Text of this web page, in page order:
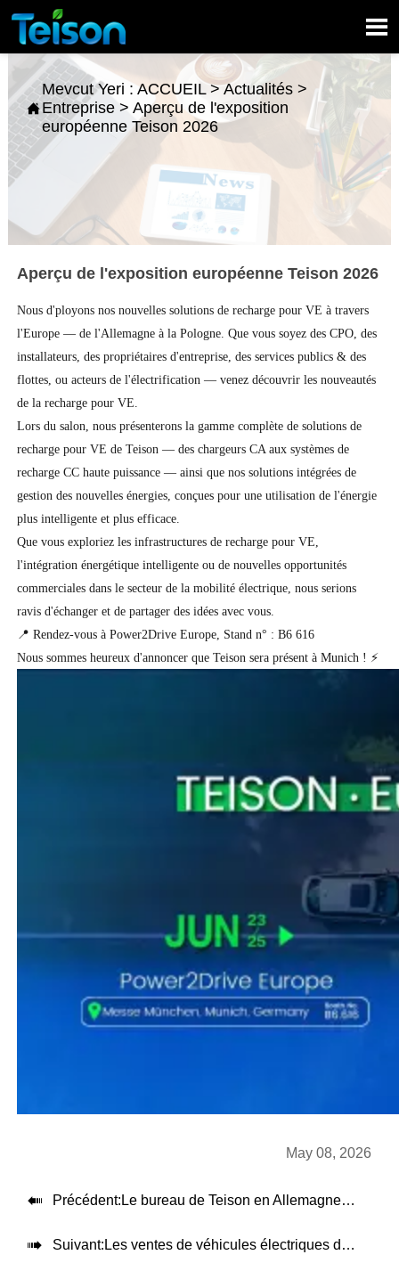


Mevcut Yeri :ACCUEIL>Actualités>
Entreprise> Aperçu de l'exposition
européenne Teison 2026
Aperçu de l'exposition européenne Teison 2026
Nous d'ployons nos nouvelles solutions de recharge pour VE à travers
l'Europe — de l'Allemagne à la Pologne. Que vous soyez des CPO, des
installateurs, des propriétaires d'entreprise, des services publics & des
flottes, ou acteurs de l'électrification — venez découvrir les nouveautés
de la recharge pour VE.
Lors du salon, nous présenterons la gamme complète de solutions de
recharge pour VE de Teison — des chargeurs CA aux systèmes de
recharge CC haute puissance — ainsi que nos solutions intégrées de
gestion des nouvelles énergies, conçues pour une utilisation de l'énergie
plus intelligente et plus efficace.
Que vous exploriez les infrastructures de recharge pour VE,
l'intégration énergétique intelligente ou de nouvelles opportunités
commerciales dans le secteur de la mobilité électrique, nous serions
ravis d'échanger et de partager des idées avec vous.
📍 Rendez-vous à Power2Drive Europe, Stand n° : B6 616
Nous sommes heureux d'annoncer que Teison sera présent à Munich ! ⚡
May 08, 2026
 Précédent: Le bureau de Teison en Allemagne est officiellement ouvert
 Suivant: Les ventes de véhicules électriques de BYD dépassent 10,000 en Australie cette année, dépassant Tesla